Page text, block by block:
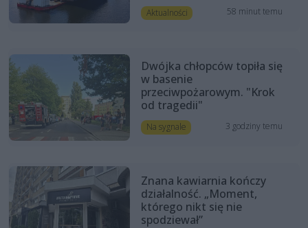
Aktualności 58 minut temu
Dwójka chłopców topiła się
w basenie
przeciwpożarowym. "Krok
od tragedii"
Na sygnale 3 godziny temu
Znana kawiarnia kończy
działalność. „Moment,
którego nikt się nie
spodziewał”